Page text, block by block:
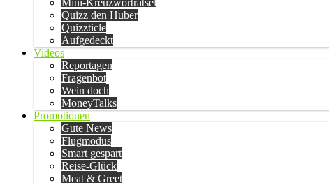
Mini-Kreuzworträtsel
Quizz den Huber
Quizzticle
Aufgedeckt
Videos
Reportagen
Fragenbot
Wein doch
MoneyTalks
Promotionen
Gute News
Flugmodus
Smart gespart
Reise-Glück
Meat & Greet